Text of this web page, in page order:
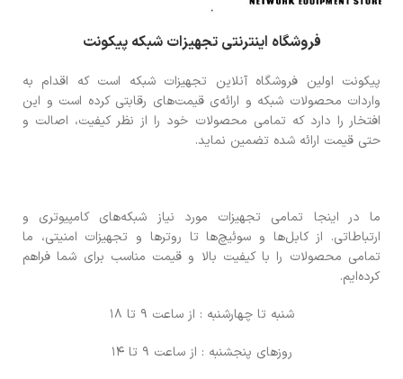
فروشگاه اینترنتی تجهیزات شبکه پیکونت
پیکونت اولین فروشگاه آنلاین تجهیزات شبکه است که اقدام به
واردات محصولات شبکه و ارائه‌ی قیمت‌های رقابتی کرده است و این
افتخار را دارد که تمامی محصولات خود را از نظر کیفیت، اصالت و
حتی قیمت ارائه شده تضمین نماید.
ما در اینجا تمامی تجهیزات مورد نیاز شبکه‌های کامپیوتری و
ارتباطاتی. از کابل‌ها و سوئیچ‌ها تا روترها و تجهیزات امنیتی، ما
تمامی محصولات را با کیفیت بالا و قیمت مناسب برای شما فراهم
کرده‌ایم.
شنبه تا چهارشنبه : از ساعت 9 تا 18
روزهای پنجشنبه : از ساعت 9 تا 14